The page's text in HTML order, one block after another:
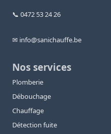
📞 0472 53 24 26
✉ info@sanichauffe.be
Nos services
Plomberie
Débouchage
Chauffage
Détection fuite